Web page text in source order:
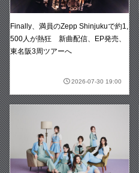
Finally、満員のZepp Shinjukuで約1,
500人が熱狂 新曲配信、EP発売、
東名阪3周ツアーへ
2026-07-30 19:00